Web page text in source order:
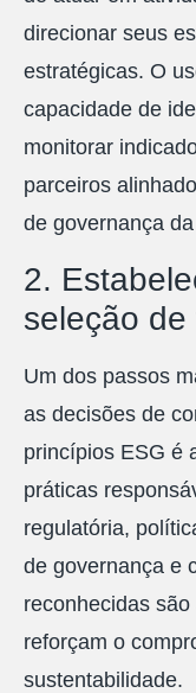
direcionar seus
estratégicas. O
capacidade de
monitorar
parceiros
de governança
2.
seleção
Um dos passos
as decisões de
princípios ESG é
práticas
regulatória,
de governança e
reconhecidas
reforçam o
sustentabilidade.